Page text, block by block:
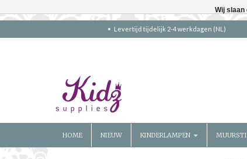
Levertijd tijdelijk 2-4 werkdagen (NL)
HOME NIEUW KINDERLAMPEN
Wij slaan